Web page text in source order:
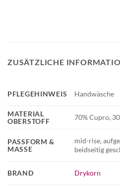
ZUSÄTZLICHE
BRAND Drykorn
PFLEGEHINWEIS Handwäsche
MATERIAL
OBERSTOFF
70% Cupro,
PASSFORM &
MASSE
mid-rise,
beidseitig